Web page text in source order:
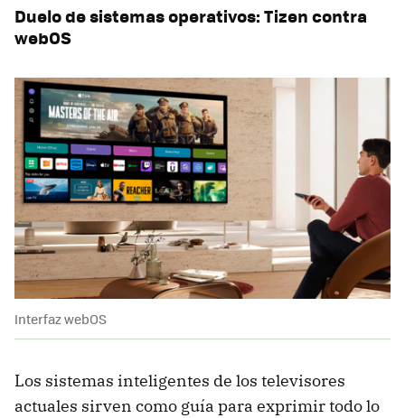
Duelo de sistemas operativos: Tizen contra
webOS
Interfaz webOS
Los sistemas inteligentes de los televisores
actuales sirven como guía para exprimir todo lo